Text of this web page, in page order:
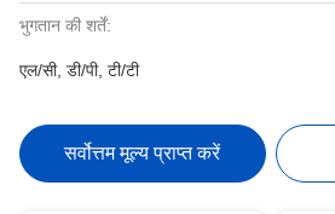
भुगतान की शर्तें:
एल/सी, डी/पी, टी/टी
सर्वोत्तम मूल्य प्राप्त करें